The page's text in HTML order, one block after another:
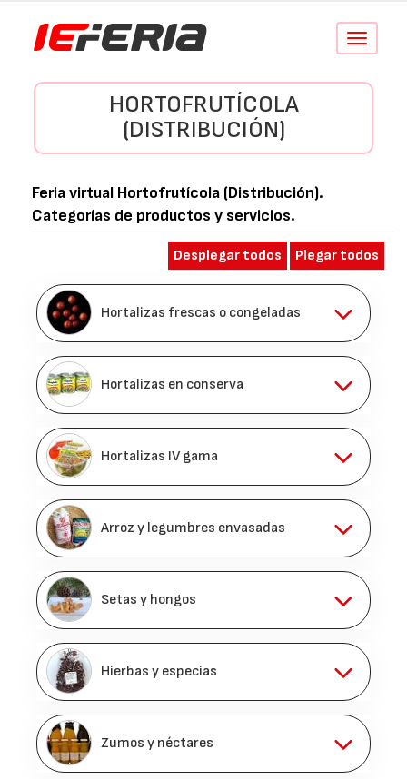
Conmutar
HORTOFRUTÍCOLA
(DISTRIBUCIÓN)
Feria virtual Hortofrutícola (Distribución).
Categorías de productos y servicios.
Desplegar todos Plegar todos
Hortalizas frescas o congeladas
Hortalizas en conserva
Hortalizas IV gama
Arroz y legumbres envasadas
Setas y hongos
Hierbas y especias
Zumos y néctares